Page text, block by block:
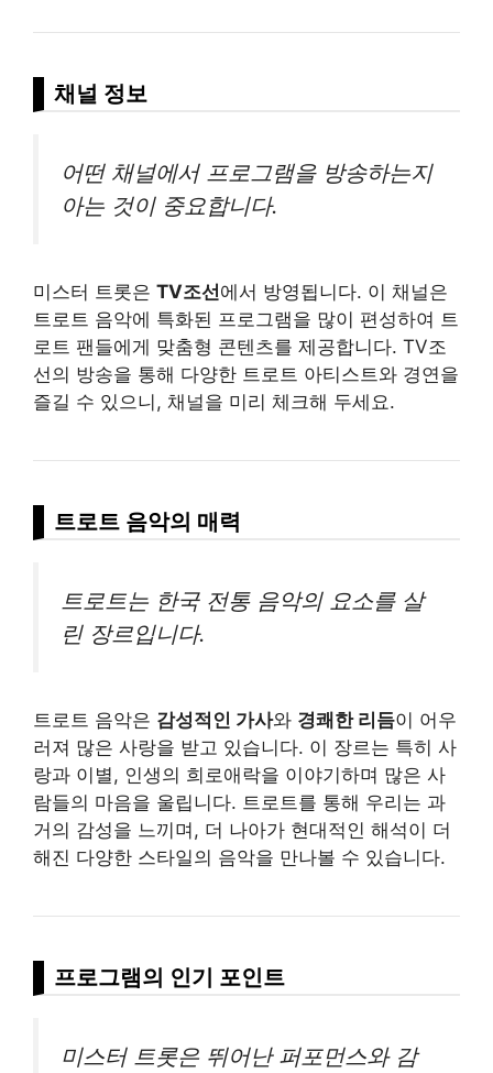
채널 정보
어떤 채널에서 프로그램을 방송하는지
아는 것이 중요합니다.
미스터 트롯은 TV조선에서 방영됩니다. 이 채널은
트로트 음악에 특화된 프로그램을 많이 편성하여 트
로트 팬들에게 맞춤형 콘텐츠를 제공합니다. TV조
선의 방송을 통해 다양한 트로트 아티스트와 경연을
즐길 수 있으니, 채널을 미리 체크해 두세요.
트로트 음악의 매력
트로트는 한국 전통 음악의 요소를 살
린 장르입니다.
트로트 음악은 감성적인 가사와 경쾌한 리듬이 어우
러져 많은 사랑을 받고 있습니다. 이 장르는 특히 사
랑과 이별, 인생의 희로애락을 이야기하며 많은 사
람들의 마음을 울립니다. 트로트를 통해 우리는 과
거의 감성을 느끼며, 더 나아가 현대적인 해석이 더
해진 다양한 스타일의 음악을 만나볼 수 있습니다.
프로그램의 인기 포인트
미스터 트롯은 뛰어난 퍼포먼스와 감